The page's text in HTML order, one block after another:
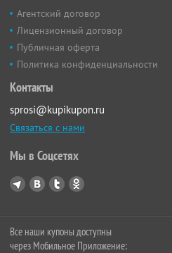
Агентский договор
Лицензионный договор
Публичная оферта
Политика конфиденциальности
Контакты
sprosi@kupikupon.ru
Связаться с нами
Мы в Соцсетях
Все наши купоны доступны
через Мобильное Приложение: